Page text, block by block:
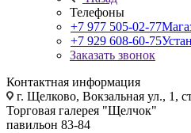
Телефоны
+7 977 505-02-77
+7 929 608-60-75
Заказать звонок
Контактная информация
г. Щелково, Вокзальная ул., 1,
Торговая галерея "Щелчок"
павильон 83-84